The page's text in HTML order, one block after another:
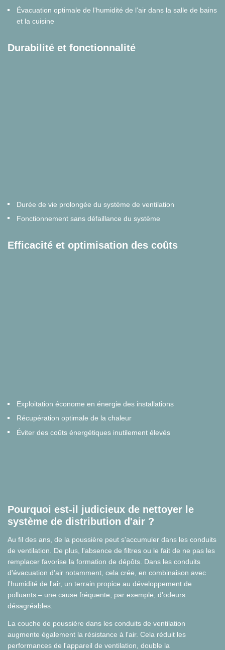
Évacuation optimale de l'humidité de l'air dans la salle de bains
et la cuisine
Durabilité et fonctionnalité
Durée de vie prolongée du système de ventilation
Fonctionnement sans défaillance du système
Efficacité et optimisation des coûts
Exploitation économe en énergie des installations
Récupération optimale de la chaleur
Éviter des coûts énergétiques inutilement élevés
Pourquoi est-il judicieux de nettoyer le
système de distribution d'air ?
Au fil des ans, de la poussière peut s'accumuler dans les conduits
de ventilation. De plus, l'absence de filtres ou le fait de ne pas les
remplacer favorise la formation de dépôts. Dans les conduits
d'évacuation d'air notamment, cela crée, en combinaison avec
l'humidité de l'air, un terrain propice au développement de
polluants – une cause fréquente, par exemple, d'odeurs
désagréables.
La couche de poussière dans les conduits de ventilation
augmente également la résistance à l'air. Cela réduit les
performances de l'appareil de ventilation, double la